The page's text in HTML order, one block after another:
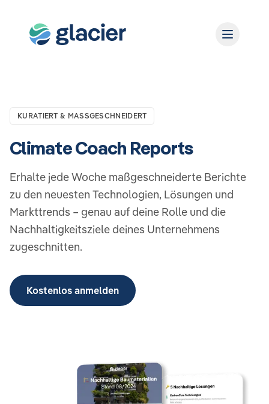
KURATIERT & MASSGESCHNEIDERT
Climate Coach Reports
Erhalte jede Woche maßgeschneiderte Berichte
zu den neuesten Technologien, Lösungen und
Markttrends – genau auf deine Rolle und die
Nachhaltigkeitsziele deines Unternehmens
zugeschnitten.
Kostenlos anmelden